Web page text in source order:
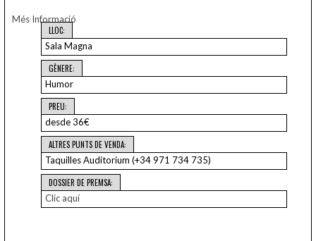
Més Informació
LLOC:
Sala Magna
GÈNERE:
Humor
PREU:
desde 36€
ALTRES PUNTS DE VENDA:
Taquilles Auditorium (+34 971 734 735)
DOSSIER DE PREMSA:
Clic aquí